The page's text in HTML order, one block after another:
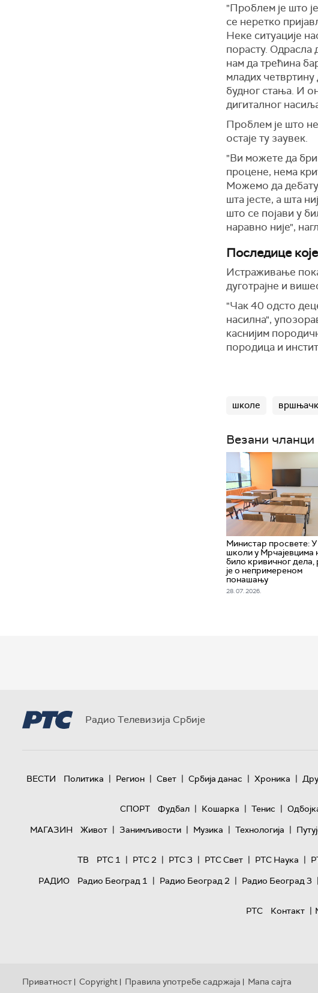
"Проблем је што
се неретко
Неке ситуације
порасту. Одрасла
нам да трећина
младих
будног стања. И
дигиталног
Проблем је што
остаје ту заувек.
"Ви можете да
процене, нема
Можемо да
шта јесте, а шта
што се појави у
наравно није",
Последице које
Истраживање
дуготрајне и
"Чак 40 одсто
насилна",
каснијим
породица и
школе
Везани чланци
Министар просвете: У
школи у Мрчајевцима
било кривичног дела,
је о непримереном
понашању
28. 07. 2026.
Радио Телевизија Србије
ВЕСТИ Политика | Регион | Свет | Србија данас | Хроника |
СПОРТ
Фудбал | Кошарка | Тенис |
МАГАЗИН
Живот | Занимљивости | Музика | Технологијa |
ТВ
РТС 1 | РТС 2 | РТС 3 | РТС Свет | РТС Наука |
РАДИО
Радио Београд 1 | Радио Београд 2 | Радио Београд 3 |
РТС
Контакт |
Приватност | Copyright | Правила употребе садржаја | Мапа сајта